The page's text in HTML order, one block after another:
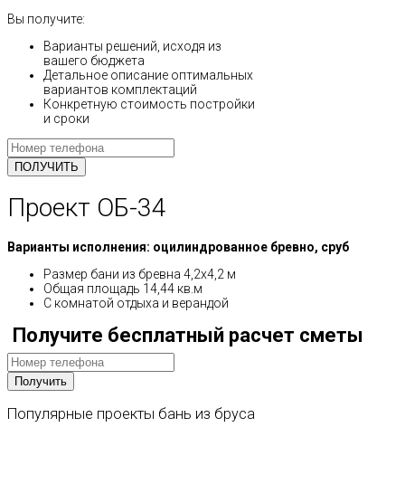
Вы получите:
Варианты решений, исходя из
вашего бюджета
Детальное описание оптимальных
вариантов комплектаций
Конкретную стоимость постройки
и сроки
Проект ОБ-34
Варианты исполнения: оцилиндрованное бревно, сруб
Размер бани из бревна 4,2х4,2 м
Общая площадь 14,44 кв.м
С комнатой отдыха и верандой
Получите бесплатный расчет сметы
Популярные проекты бань из бруса